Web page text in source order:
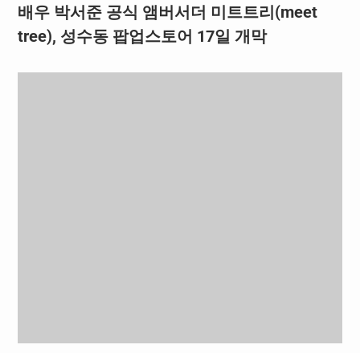
배우 박서준 공식 앰버서더 미트트리(meet
tree), 성수동 팝업스토어 17일 개막